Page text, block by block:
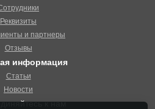
Реквизиты
и партнеры
Отзывы
информация
Статьи
Новости
к нам